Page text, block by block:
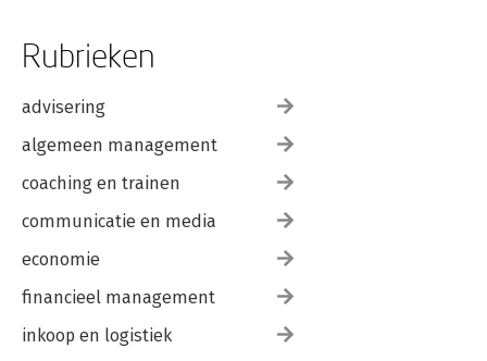
Rubrieken
advisering
algemeen management
coaching en trainen
communicatie en media
economie
financieel management
inkoop en logistiek